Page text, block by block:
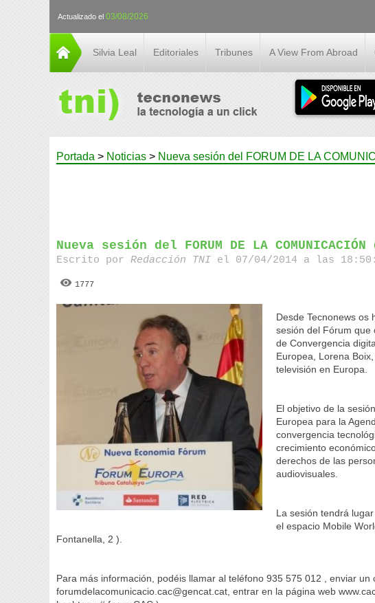
Actualizado el 03/08/2026
Silvia Leal Editoriales Tribunes A View From Abroad
Portada > Noticias > Nueva sesión del FORUM DE LA
Nueva sesión del FORUM DE LA
Escrito porRedacción TNI el 07/04/2014 a las
1777
Desde Tecnonews os
sesión del Fórum que
de Convergencia
Europea, Lorena
televisión en Europa.
El objetivo de la
Europea para la
convergencia
crecimiento
derechos de las
audiovisuales.
La sesión tendrá
el espacio Mobile
Fontanella, 2 ).
Para más información, podéis llamar al teléfono 935 575 012 , enviar un
forumdelacomunicacio.cac@gencat.cat, entrar en la página web